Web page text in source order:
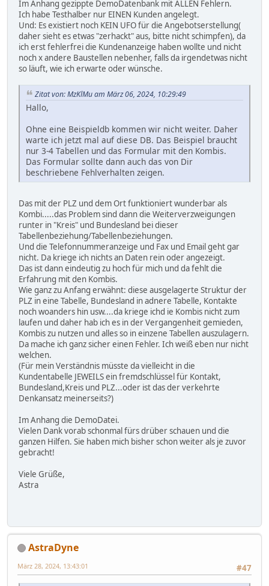
Im Anhang gezippte DemoDatenbank mit ALLEN Fehlern.
Ich habe Testhalber nur EINEN Kunden angelegt.
Und: Es existiert noch KEIN UFO für die Angebotserstellung(
daher sieht es etwas "zerhackt" aus, bitte nicht schimpfen), da
ich erst fehlerfrei die Kundenanzeige haben wollte und nicht
noch x andere Baustellen nebenher, falls da irgendetwas nicht
so läuft, wie ich erwarte oder wünsche.
Zitat von: MzKlMu am März 06, 2024, 10:29:49
Hallo,
Ohne eine Beispieldb kommen wir nicht weiter. Daher
warte ich jetzt mal auf diese DB. Das Beispiel braucht
nur 3-4 Tabellen und das Formular mit den Kombis.
Das Formular sollte dann auch das von Dir
beschriebene Fehlverhalten zeigen.
Das mit der PLZ und dem Ort funktioniert wunderbar als
Kombi.....das Problem sind dann die Weiterverzweigungen
runter in "Kreis" und Bundesland bei dieser
Tabellenbeziehung/Tabellenbeziehungen.
Und die Telefonnummeranzeige und Fax und Email geht gar
nicht. Da kriege ich nichts an Daten rein oder angezeigt.
Das ist dann eindeutig zu hoch für mich und da fehlt die
Erfahrung mit den Kombis.
Wie ganz zu Anfang erwähnt: diese ausgelagerte Struktur der
PLZ in eine Tabelle, Bundesland in adnere Tabelle, Kontakte
noch woanders hin usw....da kriege ichd ie Kombis nicht zum
laufen und daher hab ich es in der Vergangenheit gemieden,
Kombis zu nutzen und alles so in einzene Tabellen auszulagern.
Da mache ich ganz sicher einen Fehler. Ich weiß eben nur nicht
welchen.
(Für mein Verständnis müsste da vielleicht in die
Kundentabelle JEWEILS ein fremdschlüssel für Kontakt,
Bundesland,Kreis und PLZ...oder ist das der verkehrte
Denkansatz meinerseits?)
Im Anhang die DemoDatei.
Vielen Dank vorab schonmal fürs drüber schauen und die
ganzen Hilfen. Sie haben mich bisher schon weiter als je zuvor
gebracht!
Viele Grüße,
Astra
AstraDyne
#47
März 28, 2024, 13:43:01